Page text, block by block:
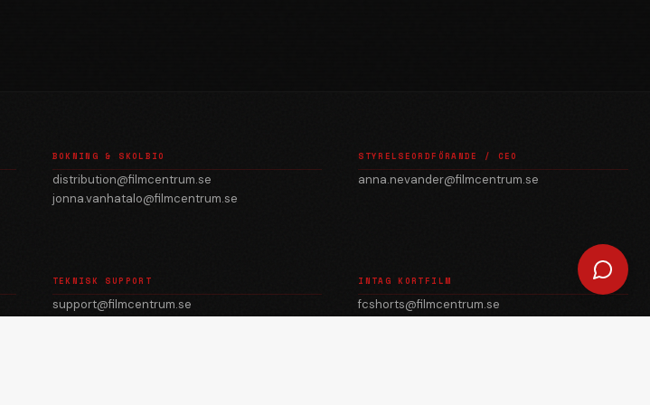
BOKNING & SKOLBIO
distribution@filmcentrum.se
jonna.vanhatalo@filmcentrum.se
STYRELSEORDFÖRANDE / CEO
anna.nevander@filmcentrum.se
TEKNISK SUPPORT
support@filmcentrum.se
INTAG KORTFILM
fcshorts@filmcentrum.se